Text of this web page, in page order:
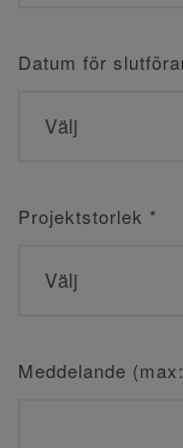
Datum för
Projektstorlek *
Meddelande